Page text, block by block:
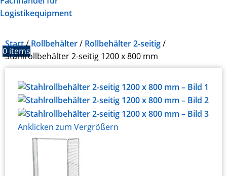
0items
Start Rollbehälter
Rollbehälter 2-seitig
Stahlrollbehälter 2-seitig 1200 x 800 mm
Anklicken zum Vergrößern